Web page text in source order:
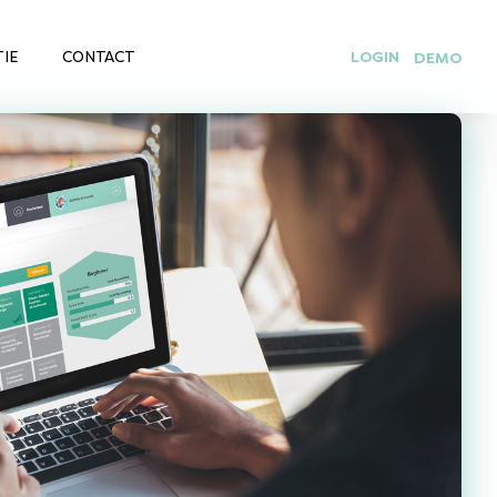
CONTACT LOGIN DEMO